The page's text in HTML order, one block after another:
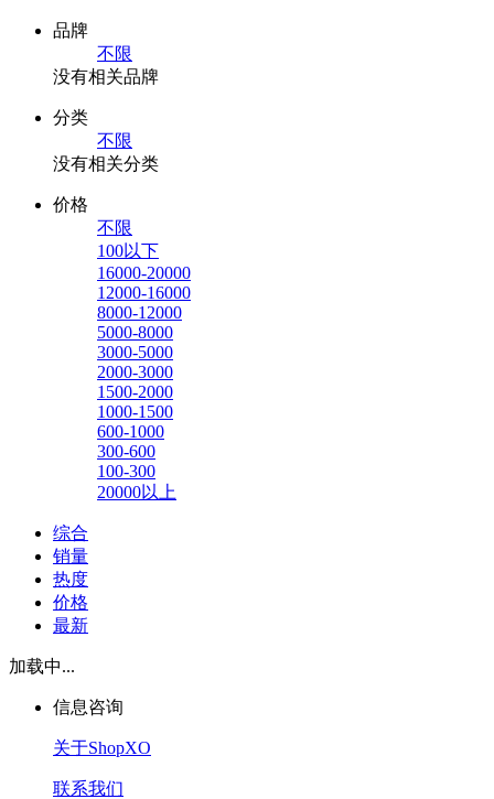
品牌
不限
没有相关品牌
分类
不限
没有相关分类
价格
不限
100以下
16000-20000
12000-16000
8000-12000
5000-8000
3000-5000
2000-3000
1500-2000
1000-1500
600-1000
300-600
100-300
20000以上
综合
销量
热度
价格
最新
加载中...
信息咨询
关于ShopXO
联系我们